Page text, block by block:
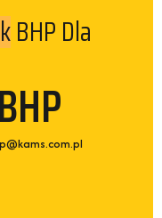
BHP Dla